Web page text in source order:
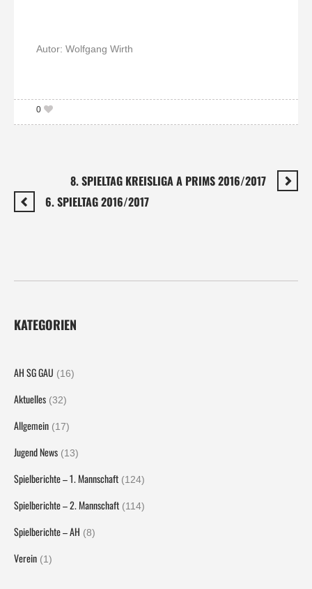
Autor: Wolfgang Wirth
0
8. SPIELTAG KREISLIGA A PRIMS 2016/2017
6. SPIELTAG 2016/2017
KATEGORIEN
AH SG GAU (16)
Aktuelles (32)
Allgemein (17)
Jugend News (13)
Spielberichte – 1. Mannschaft (124)
Spielberichte – 2. Mannschaft (114)
Spielberichte – AH (8)
Verein (1)